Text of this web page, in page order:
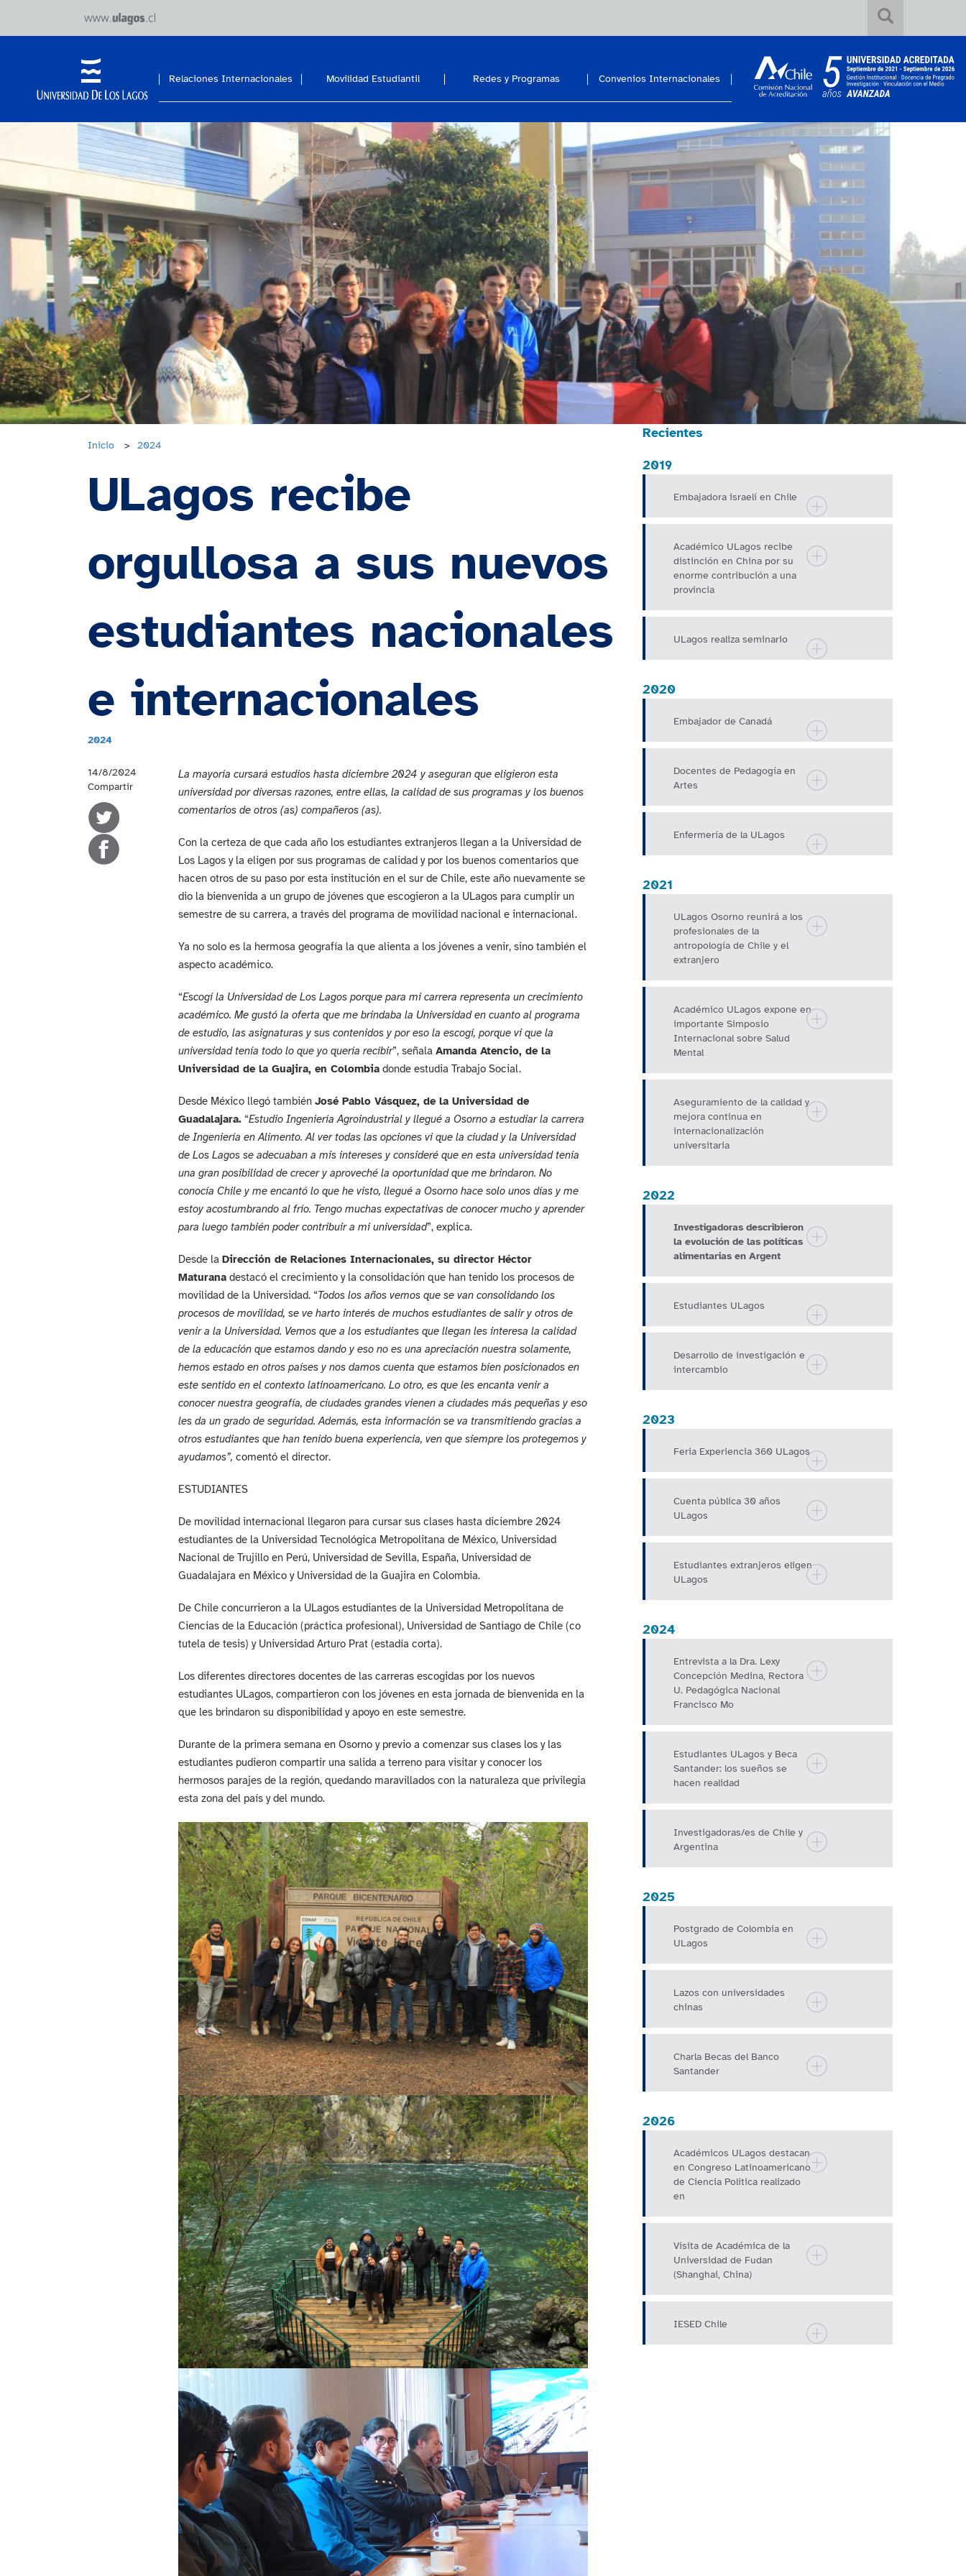
Relaciones Internacionales Movilidad Estudiantil Redes y Programas Convenios Internacionales
Inicio > 2024
ULagos recibe
orgullosa a sus nuevos
estudiantes nacionales
e internacionales
2024
14/8/2024
Compartir
La mayoría cursará estudios hasta diciembre 2024 y aseguran que eligieron esta
universidad por diversas razones, entre ellas, la calidad de sus programas y los buenos
comentarios de otros (as) compañeros (as).
Con la certeza de que cada año los estudiantes extranjeros llegan a la Universidad de
Los Lagos y la eligen por sus programas de calidad y por los buenos comentarios que
hacen otros de su paso por esta institución en el sur de Chile, este año nuevamente se
dio la bienvenida a un grupo de jóvenes que escogieron a la ULagos para cumplir un
semestre de su carrera, a través del programa de movilidad nacional e internacional.
Ya no solo es la hermosa geografía la que alienta a los jóvenes a venir, sino también el
aspecto académico.
“Escogí la Universidad de Los Lagos porque para mi carrera representa un crecimiento
académico. Me gustó la oferta que me brindaba la Universidad en cuanto al programa
de estudio, las asignaturas y sus contenidos y por eso la escogí, porque vi que la
universidad tenía todo lo que yo quería recibir”, señalaAmanda Atencio, de la
Universidad de la Guajira, en Colombia donde estudia Trabajo Social.
Desde México llegó tambiénJosé Pablo Vásquez, de la Universidad de
Guadalajara. “Estudio Ingeniería Agroindustrial y llegué a Osorno a estudiar la carrera
de Ingeniería en Alimento. Al ver todas las opciones vi que la ciudad y la Universidad
de Los Lagos se adecuaban a mis intereses y consideré que en esta universidad tenía
una gran posibilidad de crecer y aproveché la oportunidad que me brindaron. No
conocía Chile y me encantó lo que he visto, llegué a Osorno hace solo unos días y me
estoy acostumbrando al frío. Tengo muchas expectativas de conocer mucho y aprender
para luego también poder contribuir a mi universidad”, explica.
Desde laDirección de Relaciones Internacionales, su director Héctor
Maturana destacó el crecimiento y la consolidación que han tenido los procesos de
movilidad de la Universidad. “Todos los años vemos que se van consolidando los
procesos de movilidad, se ve harto interés de muchos estudiantes de salir y otros de
venir a la Universidad. Vemos que a los estudiantes que llegan les interesa la calidad
de la educación que estamos dando y eso no es una apreciación nuestra solamente,
hemos estado en otros países y nos damos cuenta que estamos bien posicionados en
este sentido en el contexto latinoamericano. Lo otro, es que les encanta venir a
conocer nuestra geografía, de ciudades grandes vienen a ciudades más pequeñas y eso
les da un grado de seguridad. Además, esta información se va transmitiendo gracias a
otros estudiantes que han tenido buena experiencia, ven que siempre los protegemos y
ayudamos”, comentó el director.
ESTUDIANTES
De movilidad internacional llegaron para cursar sus clases hasta diciembre 2024
estudiantes de la Universidad Tecnológica Metropolitana de México, Universidad
Nacional de Trujillo en Perú, Universidad de Sevilla, España, Universidad de
Guadalajara en México y Universidad de la Guajira en Colombia.
De Chile concurrieron a la ULagos estudiantes de la Universidad Metropolitana de
Ciencias de la Educación (práctica profesional), Universidad de Santiago de Chile (co
tutela de tesis) y Universidad Arturo Prat (estadía corta).
Los diferentes directores docentes de las carreras escogidas por los nuevos
estudiantes ULagos, compartieron con los jóvenes en esta jornada de bienvenida en la
que les brindaron su disponibilidad y apoyo en este semestre.
Durante de la primera semana en Osorno y previo a comenzar sus clases los y las
estudiantes pudieron compartir una salida a terreno para visitar y conocer los
hermosos parajes de la región, quedando maravillados con la naturaleza que privilegia
esta zona del país y del mundo.
Recientes
2019
Embajadora israelí en Chile
Académico ULagos recibe
distinción en China por su
enorme contribución a una
provincia
ULagos realiza seminario
2020
Embajador de Canadá
Docentes de Pedagogía en
Artes
Enfermería de la ULagos
2021
ULagos Osorno reunirá a los
profesionales de la
antropología de Chile y el
extranjero
Académico ULagos expone en
importante Simposio
Internacional sobre Salud
Mental
Aseguramiento de la calidad y
mejora continua en
internacionalización
universitaria
2022
Investigadoras describieron
la evolución de las políticas
alimentarias en Argent
Estudiantes ULagos
Desarrollo de investigación e
intercambio
2023
Feria Experiencia 360 ULagos
Cuenta pública 30 años
ULagos
Estudiantes extranjeros eligen
ULagos
2024
Entrevista a la Dra. Lexy
Concepción Medina, Rectora
U. Pedagógica Nacional
Francisco Mo
Estudiantes ULagos y Beca
Santander: los sueños se
hacen realidad
Investigadoras/es de Chile y
Argentina
2025
Postgrado de Colombia en
ULagos
Lazos con universidades
chinas
Charla Becas del Banco
Santander
2026
Académicos ULagos destacan
en Congreso Latinoamericano
de Ciencia Política realizado
en
Visita de Académica de la
Universidad de Fudan
(Shanghai, China)
IESED Chile